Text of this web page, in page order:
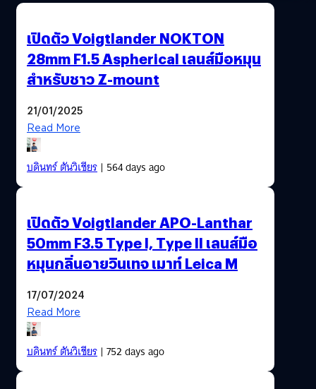
เปิดตัว Voigtlander NOKTON
28mm F1.5 Aspherical เลนส์มือหมุน
สำหรับชาว Z-mount
21/01/2025
Read More
บดินทร์ ตันวิเชียร| 564 days ago
เปิดตัว Voigtlander APO-Lanthar
50mm F3.5 Type I, Type II เลนส์มือ
หมุนกลิ่นอายวินเทจ เมาท์ Leica M
17/07/2024
Read More
บดินทร์ ตันวิเชียร| 752 days ago